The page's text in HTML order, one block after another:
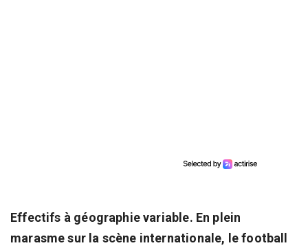
Effectifs à géographie variable. En plein
marasme sur la scène internationale, le football